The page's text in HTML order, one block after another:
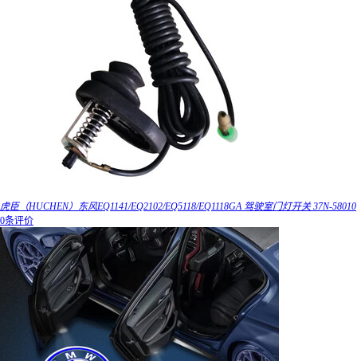
虎臣（HUCHEN）东风EQ1141/EQ2102/EQ5118/EQ1118GA 驾驶室门灯开关 37N-58010
0条评价